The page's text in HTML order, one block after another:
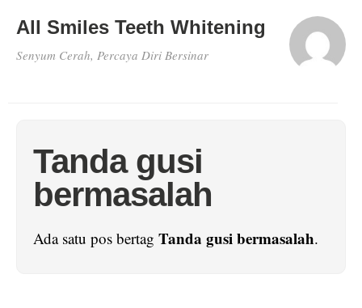
All Smiles Teeth Whitening
Senyum Cerah, Percaya Diri Bersinar
Tanda gusi
bermasalah
Ada satu pos bertag Tanda gusi bermasalah.